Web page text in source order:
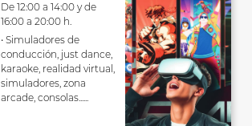
De 12:00 a 14:00 y de
16:00 a 20:00 h.
• Simuladores de
conducción, just dance,
karaoke, realidad virtual,
simuladores, zona
arcade, consolas......